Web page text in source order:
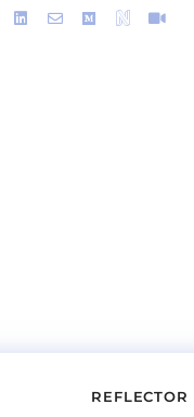
REFLECTOR